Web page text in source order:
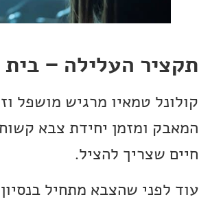
תקציר העלילה – בית
קולונל טמאיו מרגיש מושפל
המאבק ומזמן יחידת צבא
חיים שצריך להציל.
עוד לפני שהצבא מתחיל